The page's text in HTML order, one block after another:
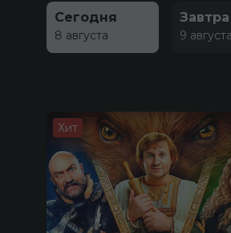
Сегодня
8 августа
Завтра
9 августа
Хит